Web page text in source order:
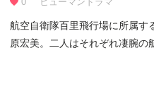
航空自衛隊百里飛行場に所属す
原宏美。二人はそれぞれ凄腕の